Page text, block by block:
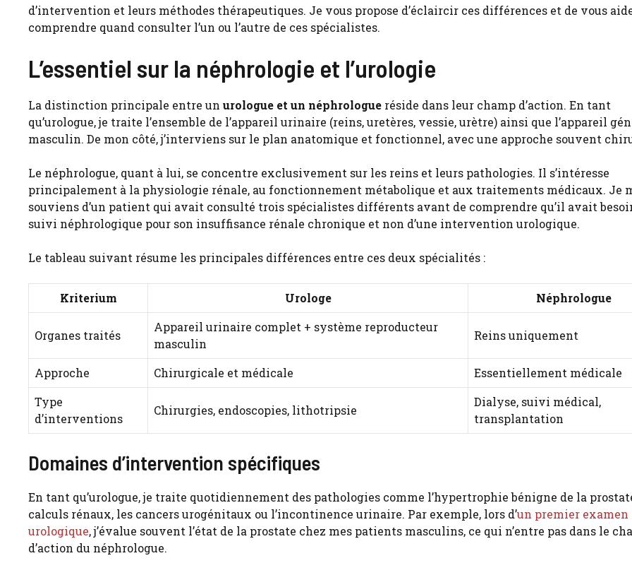
d’intervention et leurs méthodes thérapeutiques. Je vous propose d’éclaircir ces différences et de vous
comprendre quand consulter l’un ou l’autre de ces spécialistes.
L’essentiel sur la néphrologie et l’urologie
La distinction principale entre un urologue et un néphrologue réside dans leur champ d’action. En tant
qu’urologue, je traite l’ensemble de l’appareil urinaire (reins, uretères, vessie, urètre) ainsi que l’appareil
masculin. De mon côté, j’interviens sur le plan anatomique et fonctionnel, avec une approche souvent
Le néphrologue, quant à lui, se concentre exclusivement sur les reins et leurs pathologies. Il s’intéresse
principalement à la physiologie rénale, au fonctionnement métabolique et aux traitements médicaux. Je
souviens d’un patient qui avait consulté trois spécialistes différents avant de comprendre qu’il avait
suivi néphrologique pour son insuffisance rénale chronique et non d’une intervention urologique.
Le tableau suivant résume les principales différences entre ces deux spécialités :
Kriterium Urologe Néphrologue
Organes traités
Appareil urinaire complet + système reproducteur
masculin
Reins uniquement
Approche Chirurgicale et médicale
Essentiellement médicale
Type
d’interventions
Chirurgies, endoscopies, lithotripsie
Dialyse, suivi médical,
transplantation
Domaines d’intervention spécifiques
En tant qu’urologue, je traite quotidiennement des pathologies comme l’hypertrophie bénigne de la
calculs rénaux, les cancers urogénitaux ou l’incontinence urinaire. Par exemple, lors d’un premier examen
urologique, j’évalue souvent l’état de la prostate chez mes patients masculins, ce qui n’entre pas dans le
d’action du néphrologue.